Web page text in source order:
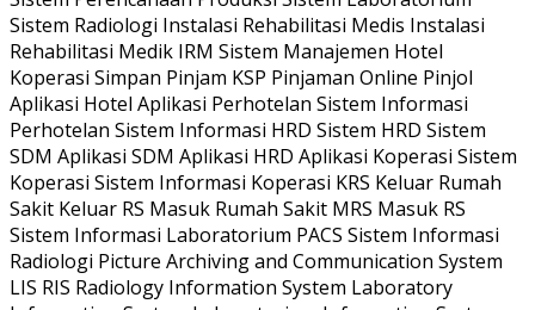
Sistem Radiologi Instalasi Rehabilitasi Medis Instalasi
Rehabilitasi Medik IRM Sistem Manajemen Hotel
Koperasi Simpan Pinjam KSP Pinjaman Online Pinjol
Aplikasi Hotel Aplikasi Perhotelan Sistem Informasi
Perhotelan Sistem Informasi HRD Sistem HRD Sistem
SDM Aplikasi SDM Aplikasi HRD Aplikasi Koperasi Sistem
Koperasi Sistem Informasi Koperasi KRS Keluar Rumah
Sakit Keluar RS Masuk Rumah Sakit MRS Masuk RS
Sistem Informasi Laboratorium PACS Sistem Informasi
Radiologi Picture Archiving and Communication System
LIS RIS Radiology Information System Laboratory